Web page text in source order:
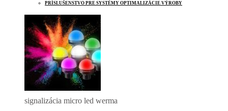
PRÍSLUŠENSTVO PRE SYSTÉMY OPTIMALIZÁCIE VÝROBY
signalizácia micro led werma